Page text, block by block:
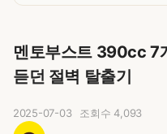
멘토부스트 390cc 7
듣던 절벽 탈출기
2025-07-03 조회수4,093